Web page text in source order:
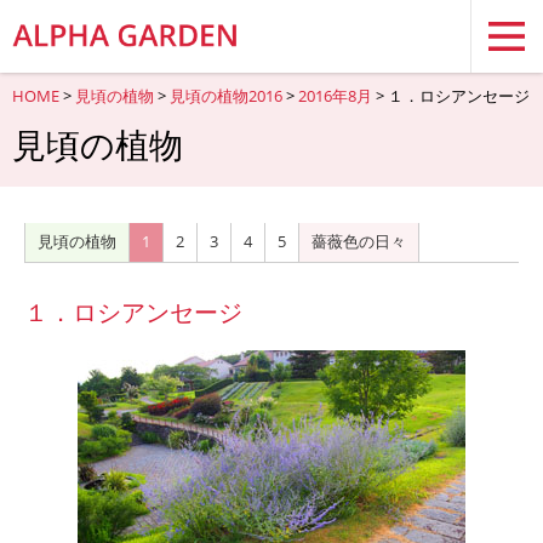
HOME> 見頃の植物 > 見頃の植物2016>2016年8月 > １．ロシアンセージ
見頃の植物
見頃の植物 1 2 3 4 5 薔薇色の日々
１．ロシアンセージ